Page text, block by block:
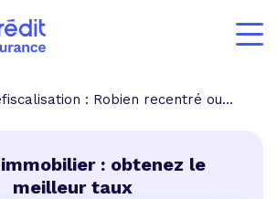
: Robien recentré ou Borloo populaire ?
: obtenez le
meilleur taux